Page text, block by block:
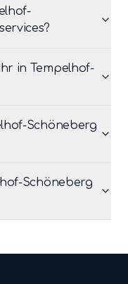
in Tempelhof-
Schöneberg
Schöneberg